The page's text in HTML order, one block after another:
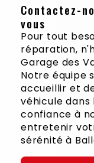
Contactez-
vous
Pour tout
réparation,
Garage des
Notre équipe
accueillir et
véhicule dans
confiance à
entretenir
sérénité à